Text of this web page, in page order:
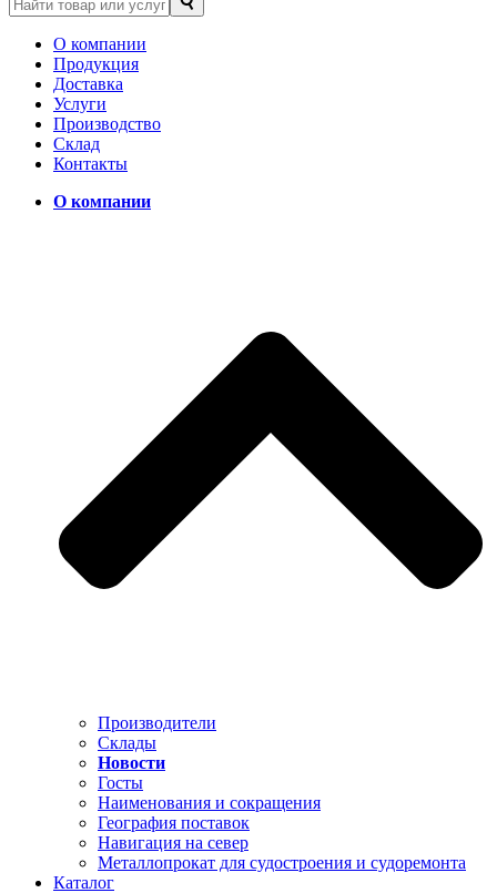
О компании
Продукция
Доставка
Услуги
Производство
Склад
Контакты
О компании
Производители
Склады
Новости
Госты
Наименования и сокращения
География поставок
Навигация на север
Металлопрокат для судостроения и судоремонта
Каталог